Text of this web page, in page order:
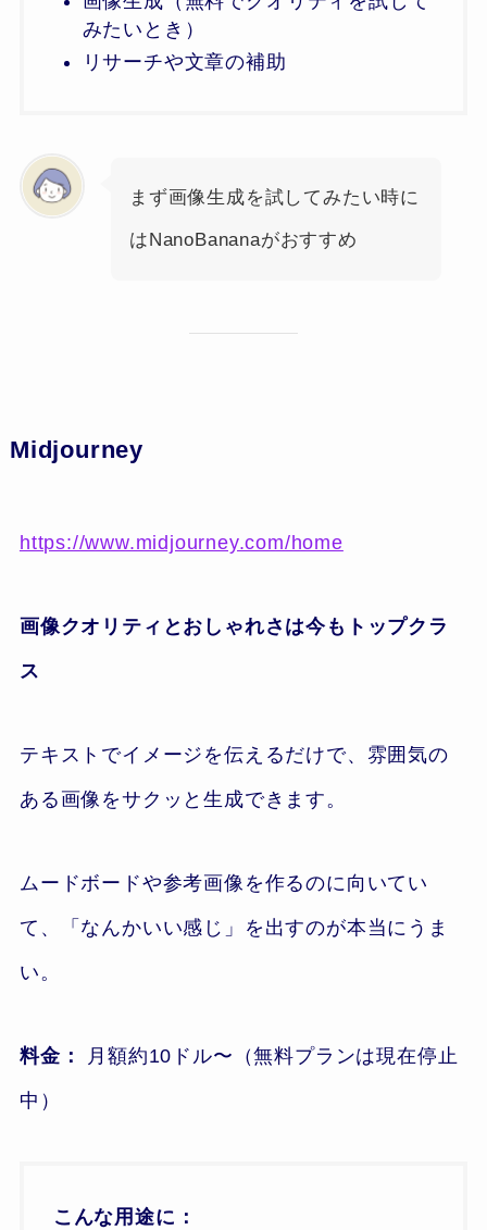
みたいとき）
リサーチや文章の補助
まず画像生成を試してみたい時に
はNanoBananaがおすすめ
Midjourney
https://www.midjourney.com/home
画像クオリティとおしゃれさは今もトップクラ
ス
テキストでイメージを伝えるだけで、雰囲気の
ある画像をサクッと生成できます。
ムードボードや参考画像を作るのに向いてい
て、「なんかいい感じ」を出すのが本当にうま
い。
料金： 月額約10ドル〜（無料プランは現在停止
中）
こんな用途に：